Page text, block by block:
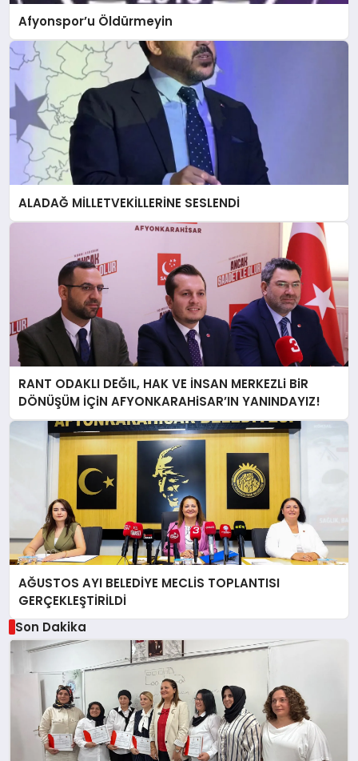
Afyonspor’u Öldürmeyin
ALADAĞ MİLLETVEKİLLERİNE SESLENDİ
RANT ODAKLI DEĞIL, HAK VE İNSAN MERKEZLi BiR
DÖNÜŞÜM İÇiN AFYONKARAHiSAR’IN YANINDAYIZ!
AĞUSTOS AYI BELEDİYE MECLİS TOPLANTISI
GERÇEKLEŞTİRİLDİ
Son Dakika